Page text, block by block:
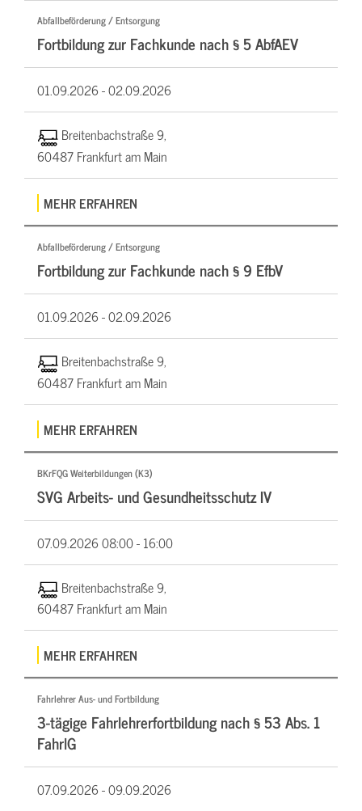
Abfallbeförderung / Entsorgung
Fortbildung zur Fachkunde nach § 5 AbfAEV
01.09.2026 -02.09.2026
Breitenbachstraße 9,
60487 Frankfurt am Main
MEHR ERFAHREN
Abfallbeförderung / Entsorgung
Fortbildung zur Fachkunde nach § 9 EfbV
01.09.2026 -02.09.2026
Breitenbachstraße 9,
60487 Frankfurt am Main
MEHR ERFAHREN
BKrFQG Weiterbildungen (K3)
SVG Arbeits- und Gesundheitsschutz IV
07.09.202608:00 - 16:00
Breitenbachstraße 9,
60487 Frankfurt am Main
MEHR ERFAHREN
Fahrlehrer Aus- und Fortbildung
3-tägige Fahrlehrerfortbildung nach § 53 Abs. 1
FahrlG
07.09.2026 -09.09.2026